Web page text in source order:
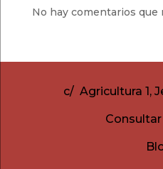
No hay comentarios que
c/ Agricultura 1,